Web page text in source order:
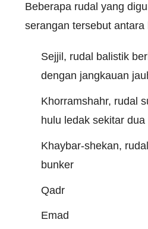
Beberapa rudal yang
serangan tersebut antara
Sejjil, rudal balistik
dengan jangkauan
Khorramshahr, rudal
hulu ledak sekitar dua
Khaybar-shekan,
bunker
Qadr
Emad